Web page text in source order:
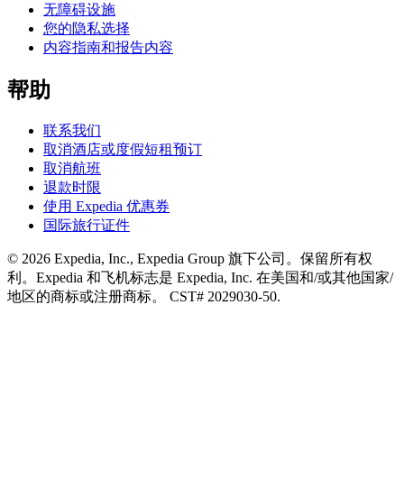
无障碍设施
您的隐私选择
内容指南和报告内容
帮助
联系我们
取消酒店或度假短租预订
取消航班
退款时限
使用 Expedia 优惠券
国际旅行证件
© 2026 Expedia, Inc., Expedia Group 旗下公司。保留所有权
利。Expedia 和飞机标志是 Expedia, Inc. 在美国和/或其他国家/
地区的商标或注册商标。 CST# 2029030-50.